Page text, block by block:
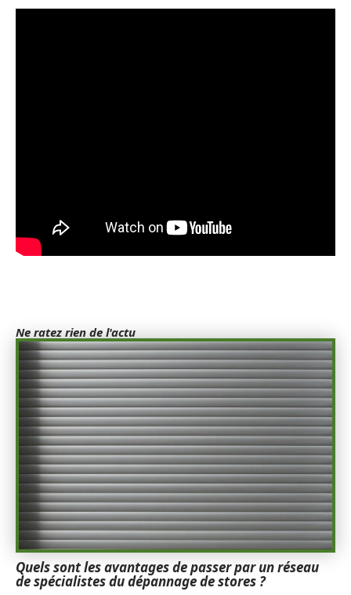
Ne ratez rien de l'actu
Quels sont les avantages de passer par un réseau
de spécialistes du dépannage de stores ?